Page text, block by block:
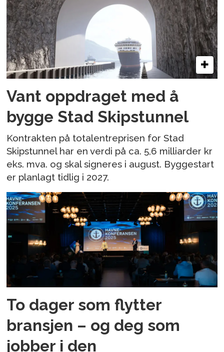
Vant oppdraget med å
bygge Stad Skipstunnel
Kontrakten på totalentreprisen for Stad
Skipstunnel har en verdi på ca. 5,6 milliarder kr
eks. mva. og skal signeres i august. Byggestart
er planlagt tidlig i 2027.
To dager som flytter
bransjen – og deg som
jobber i den